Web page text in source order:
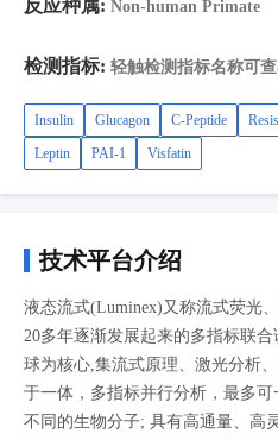
反应种属: Non-human Primate
检测指标: 轻触检测指标名称可
Insulin Glucagon C-Peptide
Leptin
PAI-1 Visfatin
技术平台介绍
液态流式(Luminex)又称流式荧光
20多年逐渐发展起来的多指标联
球为核心,集流式原理、激光分析
于一体，多指标并行分析，最多
不同的生物分子; 具有高通量、高